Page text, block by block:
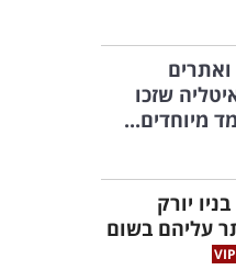
ואתרים
שזכו
מיוחדים...
בניו יורק
עליהם בשום